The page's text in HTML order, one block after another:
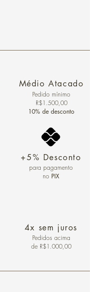
Médio Atacado
Pedido mínimo
R$1.500,00
10% de desconto
+5% Desconto
para pagamento
no PIX
4x sem juros
Pedidos acima
de R$1.000,00